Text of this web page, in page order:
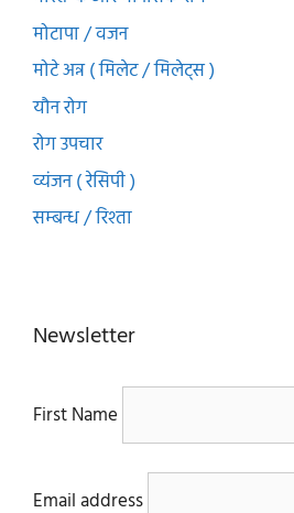
मोटापा / वजन
मोटे अन्न ( मिलेट / मिलेट्स )
यौन रोग
रोग उपचार
व्यंजन ( रेसिपी )
सम्बन्ध / रिश्ता
Newsletter
First Name
Email address